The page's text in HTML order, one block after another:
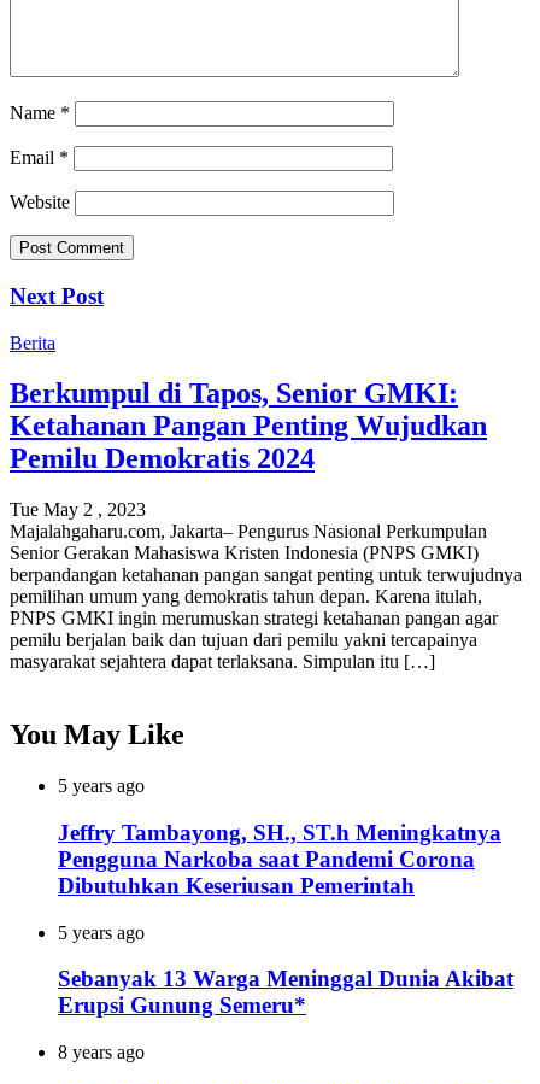
Name *
Email *
Website
Next Post
Berita
Berkumpul di Tapos, Senior GMKI:
Ketahanan Pangan Penting Wujudkan
Pemilu Demokratis 2024
Tue May 2 , 2023
Majalahgaharu.com, Jakarta– Pengurus Nasional Perkumpulan
Senior Gerakan Mahasiswa Kristen Indonesia (PNPS GMKI)
berpandangan ketahanan pangan sangat penting untuk terwujudnya
pemilihan umum yang demokratis tahun depan. Karena itulah,
PNPS GMKI ingin merumuskan strategi ketahanan pangan agar
pemilu berjalan baik dan tujuan dari pemilu yakni tercapainya
masyarakat sejahtera dapat terlaksana. Simpulan itu […]
You May Like
5 years ago
Jeffry Tambayong, SH., ST.h Meningkatnya
Pengguna Narkoba saat Pandemi Corona
Dibutuhkan Keseriusan Pemerintah
5 years ago
Sebanyak 13 Warga Meninggal Dunia Akibat
Erupsi Gunung Semeru*
8 years ago